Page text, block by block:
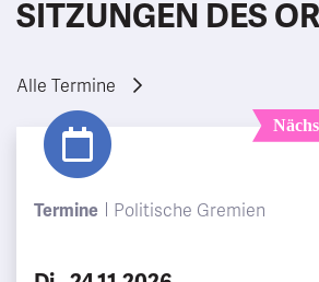
SITZUNGEN DES
Alle Termine
Termine Politische Gremien